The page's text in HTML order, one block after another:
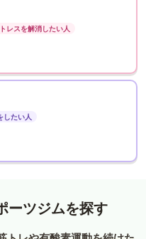
レスを解消したい人
したい人
ーツジムを探す